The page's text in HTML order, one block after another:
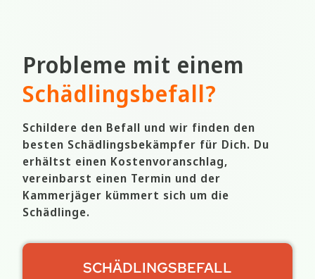
Probleme mit einem
Schädlingsbefall?
Schildere den Befall und wir finden den
besten Schädlingsbekämpfer für Dich. Du
erhältst einen Kostenvoranschlag,
vereinbarst einen Termin und der
Kammerjäger kümmert sich um die
Schädlinge.
SCHÄDLINGSBEFALL